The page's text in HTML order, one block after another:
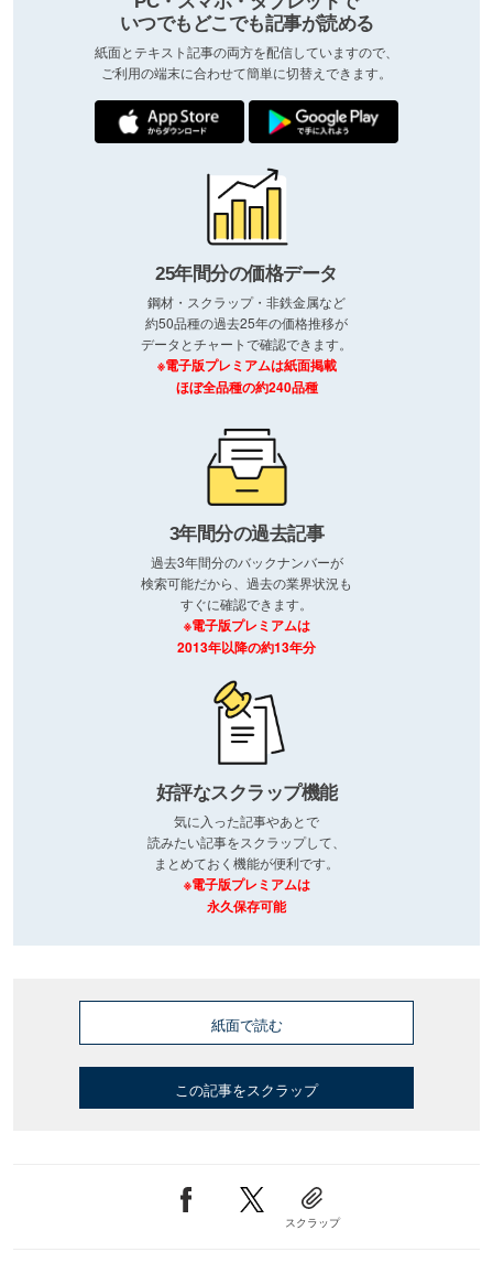
いつでもどこでも記事が読める
紙面とテキスト記事の両方を配信していますので、
ご利用の端末に合わせて簡単に切替えできます。
25年間分の価格データ
鋼材・スクラップ・非鉄金属など
約50品種の過去25年の価格推移が
データとチャートで確認できます。
※電子版プレミアムは紙面掲載
ほぼ全品種の約240品種
3年間分の過去記事
過去3年間分のバックナンバーが
検索可能だから、過去の業界状況も
すぐに確認できます。
※電子版プレミアムは
2013年以降の約13年分
好評なスクラップ機能
気に入った記事やあとで
読みたい記事をスクラップして、
まとめておく機能が便利です。
※電子版プレミアムは
永久保存可能
紙面で読む
この記事をスクラップ
スクラップ